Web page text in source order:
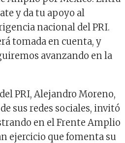
y da tu apoyo al
nacional del PRI.
tomada en cuenta, y
avanzando en la
PRI, Alejandro Moreno,
sus redes sociales, invitó
en el Frente Amplio
ejercicio que fomenta su